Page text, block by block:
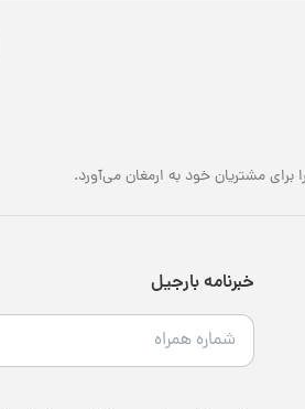
مشتریان خود به ارمغان می‌آورد.
خبرنامه بارجیل